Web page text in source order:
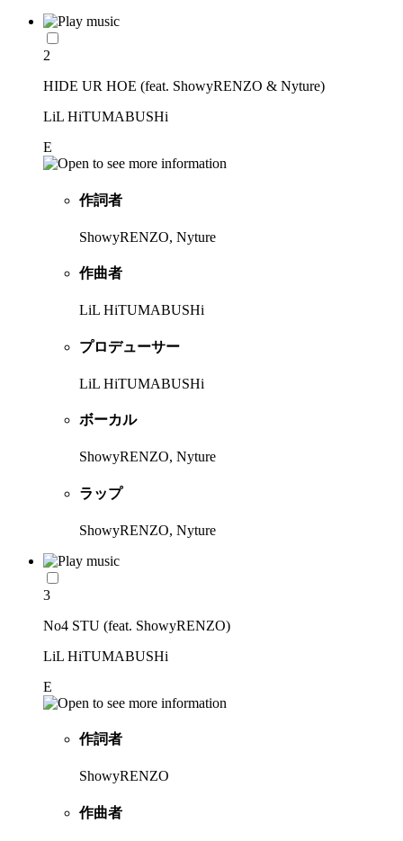
2
HIDE UR HOE (feat. ShowyRENZO & Nyture)
LiL HiTUMABUSHi
E
作詞者
ShowyRENZO, Nyture
作曲者
LiL HiTUMABUSHi
プロデューサー
LiL HiTUMABUSHi
ボーカル
ShowyRENZO, Nyture
ラップ
ShowyRENZO, Nyture
3
No4 STU (feat. ShowyRENZO)
LiL HiTUMABUSHi
E
作詞者
ShowyRENZO
作曲者